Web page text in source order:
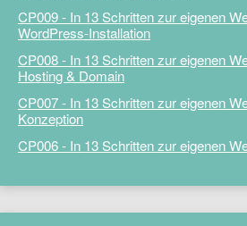
CP009 - In 13 Schritten zur eigenen
WordPress-Installation
CP008 - In 13 Schritten zur eigenen
Hosting & Domain
CP007 - In 13 Schritten zur eigenen
Konzeption
CP006 - In 13 Schritten zur eigenen